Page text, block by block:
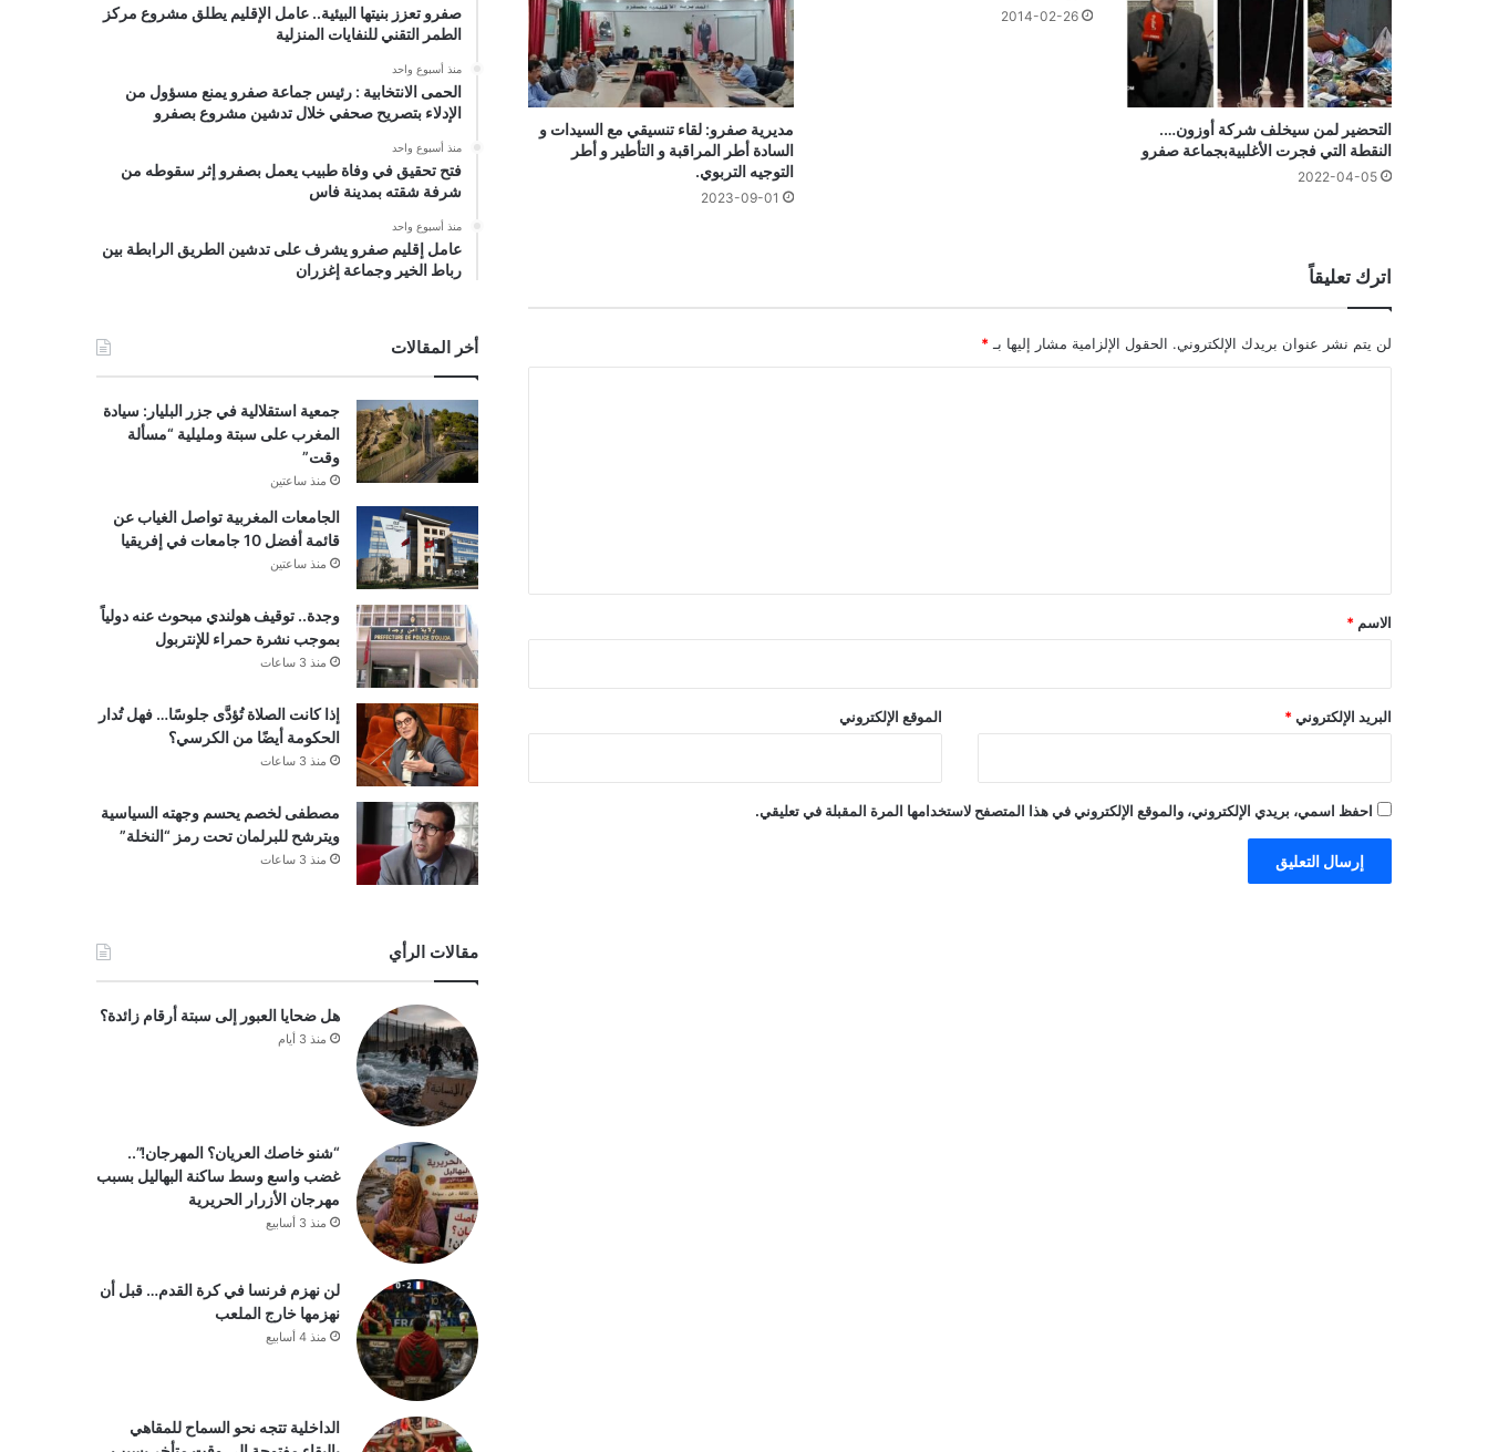
التحضير لمن سيخلف شركة أوزون….
النقطة التي فجرت الأغلبيةبجماعة صفرو
2022-04-05
2014-02-26
مديرية صفرو: لقاء تنسيقي مع السيدات و
السادة أطر المراقبة و التأطير و أطر
التوجيه التربوي.
2023-09-01
اترك تعليقاً
لن يتم نشر عنوان بريدك الإلكتروني. الحقول الإلزامية مشار إليها بـ *
*
الاسم *
البريد الإلكتروني * الموقع الإلكتروني
احفظ اسمي، بريدي الإلكتروني، والموقع الإلكتروني في هذا المتصفح لاستخدامها المرة المقبلة في تعليقي.
صفرو تعزز بنيتها البيئية.. عامل الإقليم يطلق مشروع مركز
الطمر التقني للنفايات المنزلية
منذ أسبوع واحد
الحمى الانتخابية : رئيس جماعة صفرو يمنع مسؤول من
الإدلاء بتصريح صحفي خلال تدشين مشروع بصفرو
منذ أسبوع واحد
فتح تحقيق في وفاة طبيب يعمل بصفرو إثر سقوطه من
شرفة شقته بمدينة فاس
منذ أسبوع واحد
عامل إقليم صفرو يشرف على تدشين الطريق الرابطة بين
رباط الخير وجماعة إغزران
أخر المقالات
جمعية استقلالية في جزر البليار: سيادة
المغرب على سبتة ومليلية “مسألة
وقت”
منذ ساعتين
الجامعات المغربية تواصل الغياب عن
قائمة أفضل 10 جامعات في إفريقيا
منذ ساعتين
وجدة.. توقيف هولندي مبحوث عنه دولياً
بموجب نشرة حمراء للإنتربول
منذ 3 ساعات
إذا كانت الصلاة تُؤدَّى جلوسًا… فهل تُدار
الحكومة أيضًا من الكرسي؟
منذ 3 ساعات
مصطفى لخصم يحسم وجهته السياسية
ويترشح للبرلمان تحت رمز “النخلة”
منذ 3 ساعات
مقالات الرأي
هل ضحايا العبور إلى سبتة أرقام زائدة؟
منذ 3 أيام
“شنو خاصك العريان؟ المهرجان!”..
غضب واسع وسط ساكنة البهاليل بسبب
مهرجان الأزرار الحريرية
منذ 3 أسابيع
لن نهزم فرنسا في كرة القدم… قبل أن
نهزمها خارج الملعب
منذ 4 أسابيع
الداخلية تتجه نحو السماح للمقاهي